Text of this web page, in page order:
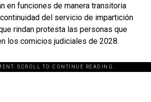
en funciones de manera transitoria
del servicio de impartición
rindan protesta las personas que
los comicios judiciales de 2028.
SCROLL TO CONTINUE READING.
id="243463"]